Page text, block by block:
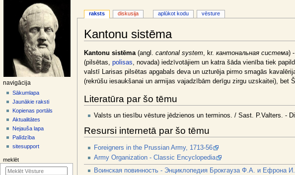
Kantonu sistēma
Jump
to
navigation
Jump
to
search
Kantonu sistēma(angl. cantonal system, kr. кантональная система) -
(pilsētas, polisas , novada) iedzīvotājiem un katra šāda vienība tiek
valstī Larisas pilsētas apgabals deva un uzturēja pirmo smagās
(rekrūšu iesaukšanai un armijas vajadzībām derīgu zirgu uzskaitei), bet
Literatūra par šo tēmu
Valsts un tiesību vēsture jēdzienos un terminos. / Sast. P.Valters. -
Resursi internetā par šo tēmu
Foreigners in the Prussian Army, 1713-56
Army Organization - Classic Encyclopedia
Воинская повинность - Энциклопедия Брокгауза Ф.А. и Ефрона
N
raksts diskusija aplūkot kodu vēsture
navigācija
Sākumlapa
Jaunākie raksti
Kopienas portāls
Aktualitātes
Nejauša lapa
Palīdzība
sitesupport
meklēt